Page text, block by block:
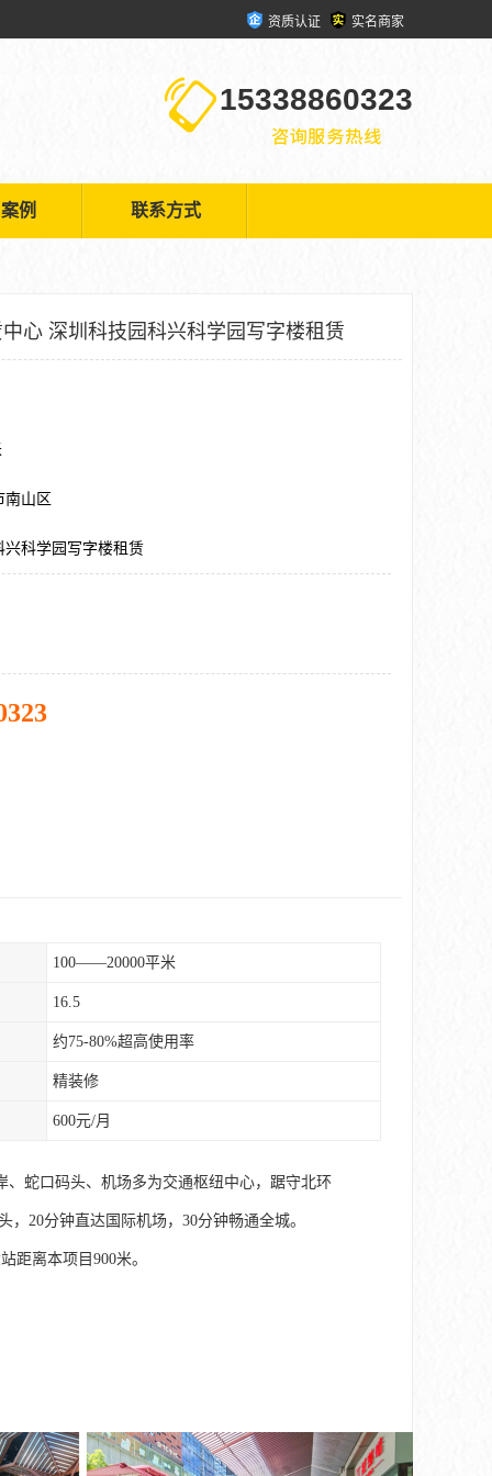
资质认证 实名商家
15338860323
例 联系方式
心 深圳科技园科兴科学园写字楼租赁
南山区
兴科学园写字楼租赁
100——20000平米
16.5
约75-80%超高使用率
精装修
600元/月
蛇口码头、机场多为交通枢纽中心，踞守北环
20分钟直达国际机场，30分钟畅通全城。
距离本项目900米。